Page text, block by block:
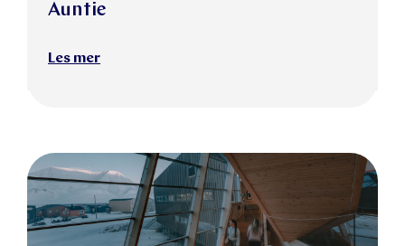
Auntie
Les mer